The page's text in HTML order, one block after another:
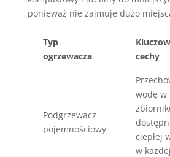
ponieważ nie zajmuje dużo
Typ
ogrzewacza
cechy
Podgrzewacz
pojemnościowy
wodę w
ciepłej
w każdej